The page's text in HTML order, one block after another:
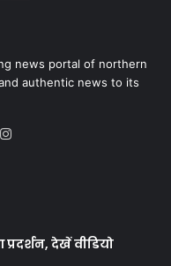
news portal of northern
authentic news to its
Instagram
देखें वीडियो